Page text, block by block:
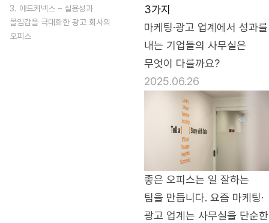
3가지
마케팅·광고 업계에서 성과를
내는 기업들의 사무실은
무엇이 다를까요?
2025.06.26
좋은 오피스는 일 잘하는
팀을 만듭니다. 요즘 마케팅·
광고 업계는 사무실을 단순한
3. 애드커넥스 – 실용성과
몰입감을 극대화한 광고 회사의
오피스